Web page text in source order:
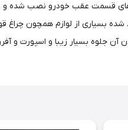
عقب خودرو نصب شده و به
بسیاری از لوازم همچون